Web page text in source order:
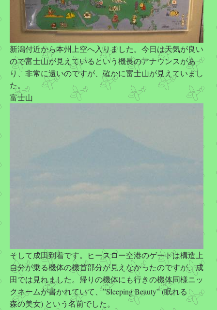
新潟付近から本州上空へ入りました。今日は天気が良い
ので富士山が見えているという機長のアナウンスがあ
り、非常に遠いのですが、確かに富士山が見えていまし
た。
富士山
そして成田到着です。ヒースロー空港のゲートは構造上
自分が乗る機体の機首部分が見えなかったのですが、成
田では見れました。帰りの機体にも行きの機体同様ニッ
クネームが書かれていて、”Sleeping Beauty” (眠れる
森の美女) という名前でした。